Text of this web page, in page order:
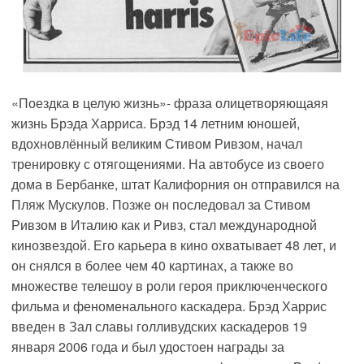
«Поездка в целую жизнь»- фраза олицетворяющаяя
жизнь Брэда Харриса. Брэд 14 летним юношей,
вдохновлённый великим Стивом Ривзом, начал
тренировку с отягощениями. На автобусе из своего
дома в Бербанке, штат Калифорния он отправился на
Пляж Мускулов. Позже он последовал за Стивом
Ривзом в Италию как и Ривз, стал международной
кинозвездой. Его карьера в кино охватывает 48 лет, и
он снялся в более чем 40 картинах, а также во
множестве телешоу в роли героя приключенческого
фильма и феноменального каскадера. Брэд Харрис
введен в Зал славы голливудских каскадеров 19
января 2006 года и был удостоен награды за